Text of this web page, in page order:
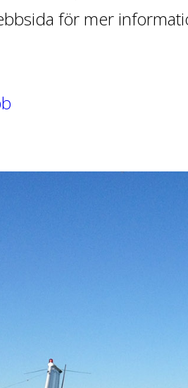
för mer